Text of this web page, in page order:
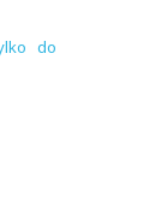
do